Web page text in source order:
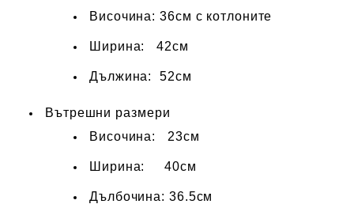
Височина: 36см с котлоните
Ширина: 42см
Дължина: 52см
Вътрешни размери
Височина: 23см
Ширина: 40см
Дълбочина: 36.5см